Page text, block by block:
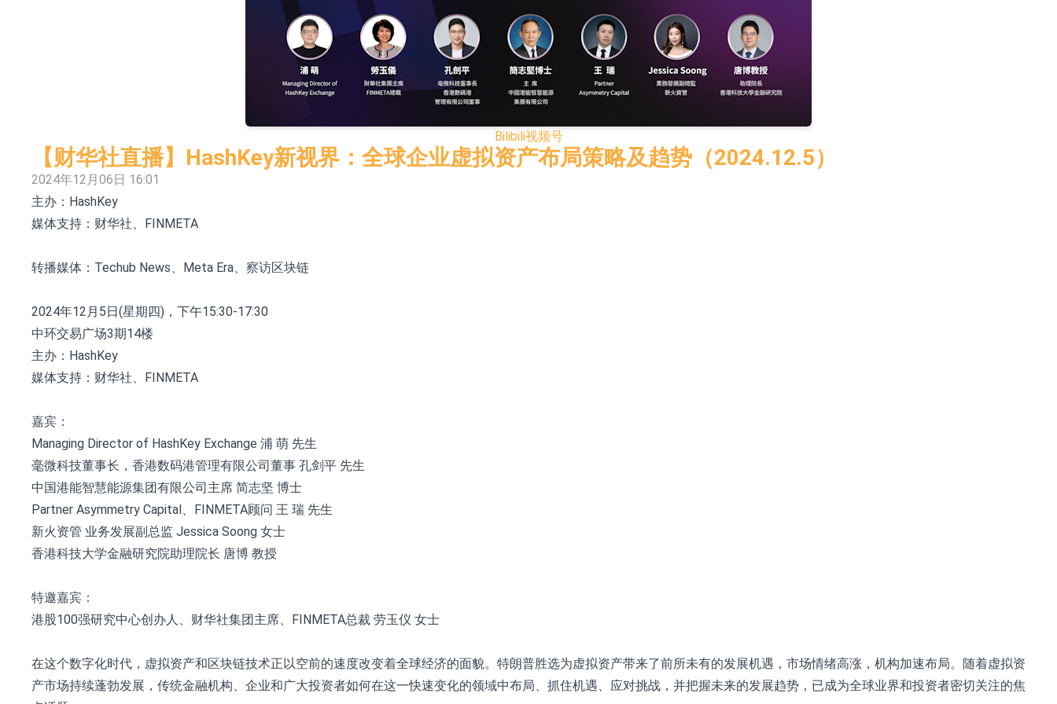
依米康：海外交付以东南亚、中东市场为主 并已取得欧美相关认证
上交所：财通多策略福鑫定期开放灵活配置混合型发起式证券投资基金临时停牌
上交所：景顺长城全球半导体芯片产业股票型证券投资基金临时停牌
【异动股】港股跌幅榜前十，卡森国际(00496.HK)跌22.40%，九福来(08611.HK)跌21.01%
【异动股】港股涨幅榜前十，拿森科技(02261.HK)涨+75.05%，辰兴发展(02286.HK)涨+64.91%
神火股份：新疆神火铝水转化率已100%
【异动股】焦炭Ⅲ板块下挫，陕西黑猫(601015.CN)跌8.38%
山金国际：港股上市工作正常推进中
Bilibili视频号
【财华社直播】HashKey新视界：全球企业虚拟资产布局策略及趋势（2024.12.5）
2024年12月06日 16:01
主办：HashKey
媒体支持：财华社、FINMETA
转播媒体：Techub News、Meta Era、察访区块链
2024年12月5日(星期四)，下午15:30-17:30
中环交易广场3期14楼
主办：HashKey
媒体支持：财华社、FINMETA
嘉宾：
Managing Director of HashKey Exchange 浦 萌 先生
毫微科技董事长，香港数码港管理有限公司董事 孔剑平 先生
中国港能智慧能源集团有限公司主席 简志坚 博士
Partner Asymmetry Capital、FINMETA顾问 王 瑞 先生
新火资管 业务发展副总监 Jessica Soong 女士
香港科技大学金融研究院助理院长 唐博 教授
特邀嘉宾：
港股100强研究中心创办人、财华社集团主席、FINMETA总裁 劳玉仪 女士
在这个数字化时代，虚拟资产和区块链技术正以空前的速度改变着全球经济的⾯貌。特朗普胜选为虚拟资产带来了前所未有的发展机遇，市场情绪⾼涨，机构加速布局。随着虚拟资
产市场持续蓬勃发展，传统⾦融机构、企业和⼴⼤投资者如何在这⼀快速变化的领域中布局、抓住机遇、应对挑战，并把握未来的发展趋势，已成为全球业界和投资者密切关注的焦